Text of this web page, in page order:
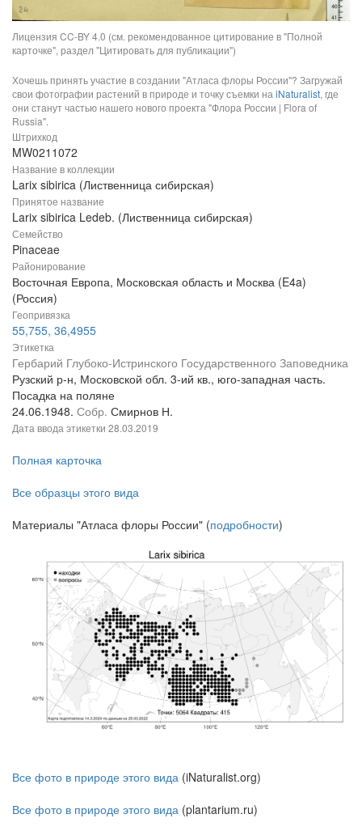
Лицензия CC-BY 4.0 (см. рекомендованное цитирование в "Полной
карточке", раздел "Цитировать для публикации")
Хочешь принять участие в создании "Атласа флоры России"? Загружай
свои фотографии растений в природе и точку съемки на iNaturalist, где
они станут частью нашего нового проекта "Флора России | Flora of
Russia".
Штрихкод
MW0211072
Название в коллекции
Larix sibirica (Лиственница сибирская)
Принятое название
Larix sibirica Ledeb. (Лиственница сибирская)
Семейство
Pinaceae
Районирование
Восточная Европа, Московская область и Москва (E4a)
(Россия)
Геопривязка
55,755, 36,4955
Этикетка
Гербарий Глубоко-Истринского Государственного Заповедника
Рузский р-н, Московской обл. 3-ий кв., юго-западная часть.
Посадка на поляне
24.06.1948. Собр. Смирнов Н.
Дата ввода этикетки 28.03.2019
Полная карточка
Все образцы этого вида
Материалы "Атласа флоры России" (подробности)
Все фото в природе этого вида (iNaturalist.org)
Все фото в природе этого вида (plantarium.ru)